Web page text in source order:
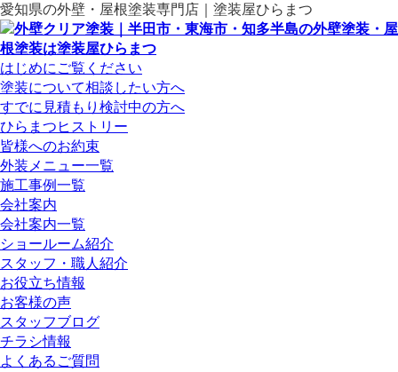
愛知県の外壁・屋根塗装専門店｜塗装屋ひらまつ
はじめにご覧ください
塗装について相談したい方へ
すでに見積もり検討中の方へ
ひらまつヒストリー
皆様へのお約束
外装メニュー一覧
施工事例一覧
会社案内
会社案内一覧
ショールーム紹介
スタッフ・職人紹介
お役立ち情報
お客様の声
スタッフブログ
チラシ情報
よくあるご質問